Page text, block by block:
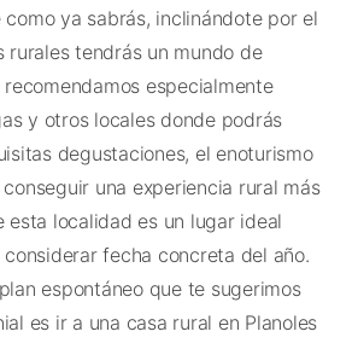
como ya sabrás, inclinándote por el
rurales tendrás un mundo de
especialmente
y otros locales donde podrás
degustaciones, el enoturismo
una experiencia rural más
esta localidad es un lugar ideal
fecha concreta del año.
espontáneo que te sugerimos
es ir a una casa rural en Planoles